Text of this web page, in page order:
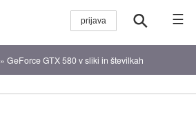
☰
»GeForce GTX 580 v sliki in številkah